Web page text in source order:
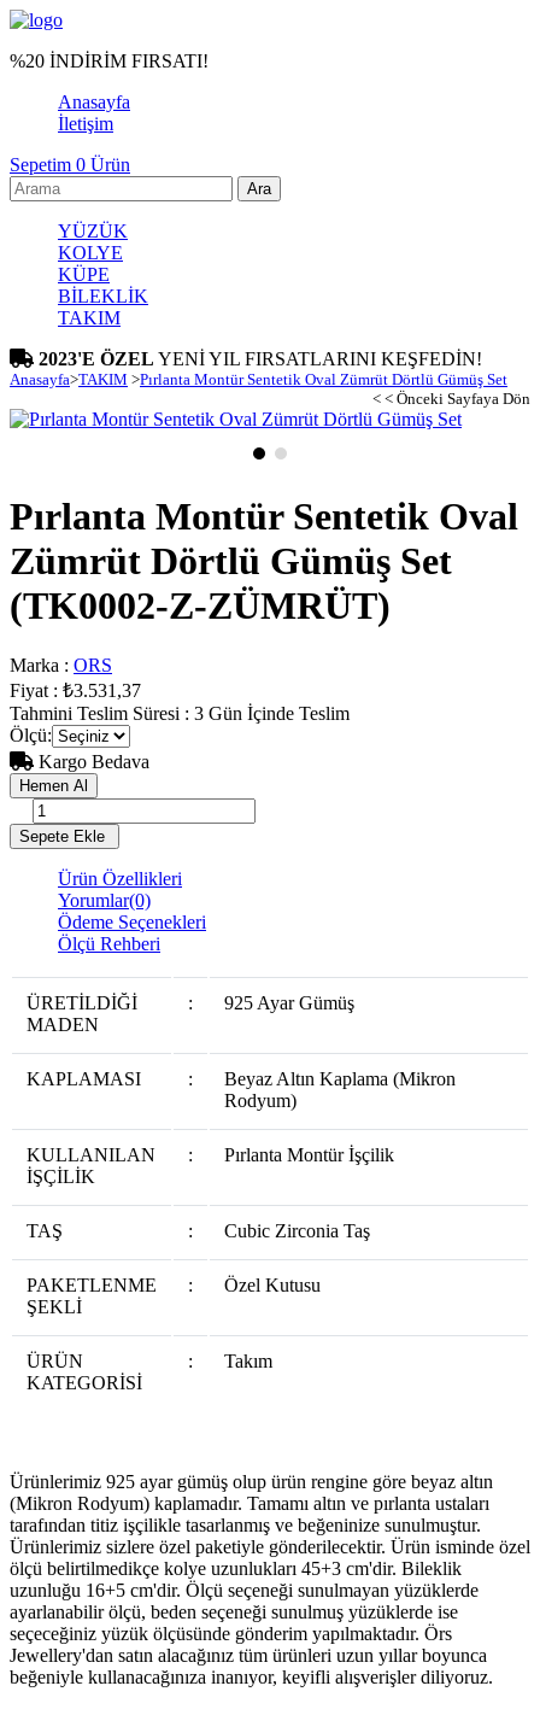
%20 İNDİRİM FIRSATI!
Anasayfa
İletişim
Sepetim 0 Ürün
YÜZÜK
KOLYE
KÜPE
BİLEKLİK
TAKIM
2023'E ÖZEL YENİ YIL FIRSATLARINI KEŞFEDİN!
Anasayfa>TAKIM >Pırlanta Montür Sentetik Oval Zümrüt Dörtlü Gümüş Set
< < Önceki Sayfaya Dön
Pırlanta Montür Sentetik Oval
Zümrüt Dörtlü Gümüş Set
(TK0002-Z-ZÜMRÜT)
Marka : ORS
Fiyat : ₺3.531,37
Tahmini Teslim Süresi : 3 Gün İçinde Teslim
Ölçü:
Kargo Bedava
Ürün Özellikleri
Yorumlar(0)
Ödeme Seçenekleri
Ölçü Rehberi
ÜRETİLDİĞİ
MADEN
: 925 Ayar Gümüş
KAPLAMASI :
Beyaz Altın Kaplama (Mikron
Rodyum)
KULLANILAN
İŞÇİLİK
: Pırlanta Montür İşçilik
TAŞ : Cubic Zirconia Taş
PAKETLENME
ŞEKLİ
: Özel Kutusu
ÜRÜN
KATEGORİSİ
: Takım
Ürünlerimiz 925 ayar gümüş olup ürün rengine göre beyaz altın
(Mikron Rodyum) kaplamadır. Tamamı altın ve pırlanta ustaları
tarafından titiz işçilikle tasarlanmış ve beğeninize sunulmuştur.
Ürünlerimiz sizlere özel paketiyle gönderilecektir. Ürün isminde özel
ölçü belirtilmedikçe kolye uzunlukları 45+3 cm'dir. Bileklik
uzunluğu 16+5 cm'dir. Ölçü seçeneği sunulmayan yüzüklerde
ayarlanabilir ölçü, beden seçeneği sunulmuş yüzüklerde ise
seçeceğiniz yüzük ölçüsünde gönderim yapılmaktadır. Örs
Jewellery'dan satın alacağınız tüm ürünleri uzun yıllar boyunca
beğeniyle kullanacağınıza inanıyor, keyifli alışverişler diliyoruz.